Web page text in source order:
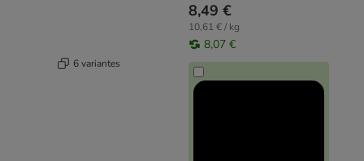
6 variantes
8,49 €
10,61 € / kg
8,07 €